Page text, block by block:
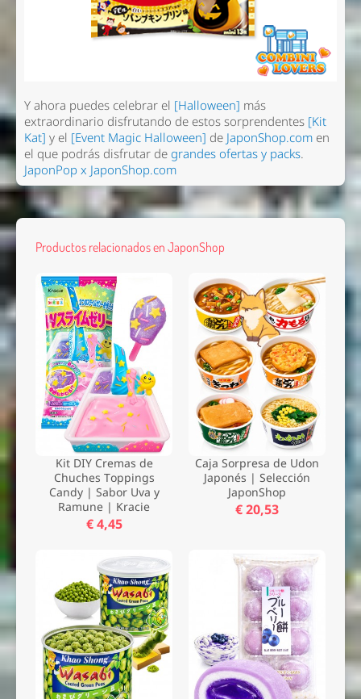
Y ahora puedes celebrar el [Halloween] más
extraordinario disfrutando de estos sorprendentes [Kit
Kat] y el [Event Magic Halloween] de JaponShop.comen
el que podrás disfrutar de grandes ofertas y packs.
JaponPop x JaponShop.com
Productos relacionados en JaponShop
Kit DIY Cremas de
Chuches Toppings
Candy | Sabor Uva y
Ramune | Kracie
€ 4,45
Caja Sorpresa de Udon
Japonés | Selección
JaponShop
€ 20,53